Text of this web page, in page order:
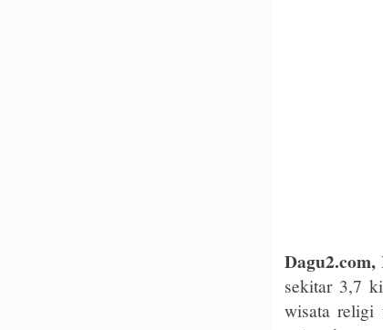
sekitar 3,7
wisata religi